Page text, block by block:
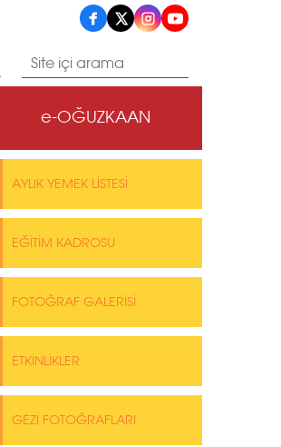
e-OĞUZKAAN
AYLIK YEMEK LİSTESİ
EĞİTİM KADROSU
FOTOĞRAF GALERİSİ
ETKİNLİKLER
GEZİ FOTOĞRAFLARI